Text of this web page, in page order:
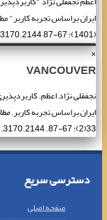
(1401): 67-87, doi: 10.30484/nastinfo.2022.3170.2144
×
VANCOUVER
نجفقلی نژاد, اعظم.
ایران براساس تجربه کاربر.
33(2): 67-87. doi: 10.30484/nastinfo.2022.3170.2144
دسترسی سریع
صفحه اصلی